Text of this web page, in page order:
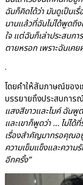
ฉันก็คิดได้ว่า มันดูเป็นเ
นานแล้วที่ฉันไม่ได้พูดถึ
ใจ แต่ฉันก็เล่าประสบก
ตายหรอก เพราะฉันเค
.
โดยคำให้สัมภาษณ์ของ
บรรยายถึงประสบการ
แสงสีขาวและไมค์ ฉัน
และเขาก็พูดว่า … ไม่ไ
เรื่องสำคัญมากรอคุณ
ความเข็มแข็งและควา
อีกครั้ง”